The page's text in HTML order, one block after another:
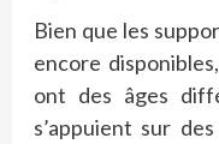
Bien que les
encore
ont des âges
s’appuient sur